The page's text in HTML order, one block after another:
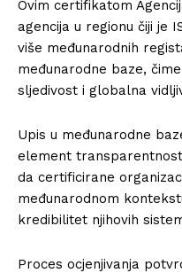
Ovim certifikatom
agencija u regionu čiji je
više međunarodnih
međunarodne baze,
sljedivost i globalna
Upis u međunarodne
element
da certificirane
međunarodnom
kredibilitet njihovih
Proces ocjenjivanja